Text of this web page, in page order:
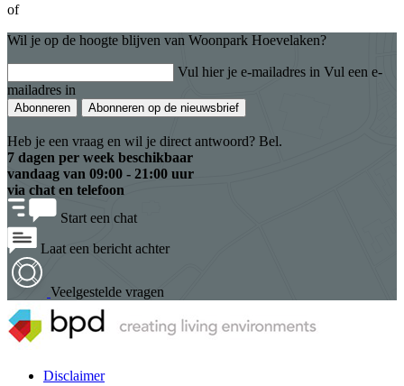
of
Wil je op de hoogte blijven van Woonpark Hoevelaken?
Vul hier je e-mailadres in Vul een e-
mailadres in
Abonneren Abonneren op de nieuwsbrief
Heb je een vraag en wil je direct antwoord? Bel.
7 dagen per week beschikbaar
vandaag van 09:00 - 21:00 uur
via chat en telefoon
Start een chat
Laat een bericht achter
Veelgestelde vragen
Disclaimer